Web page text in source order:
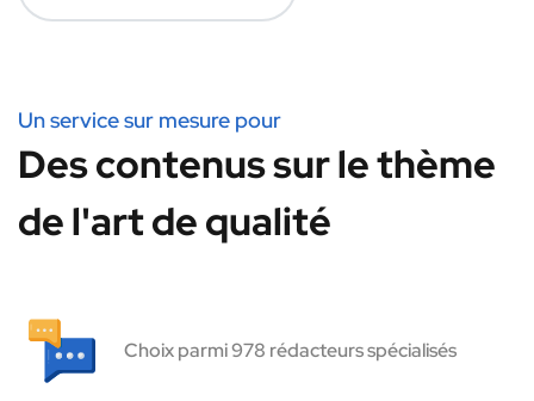
Un service sur mesure pour
Des contenus sur le thème
de l'art de qualité
Choix parmi 978 rédacteurs spécialisés